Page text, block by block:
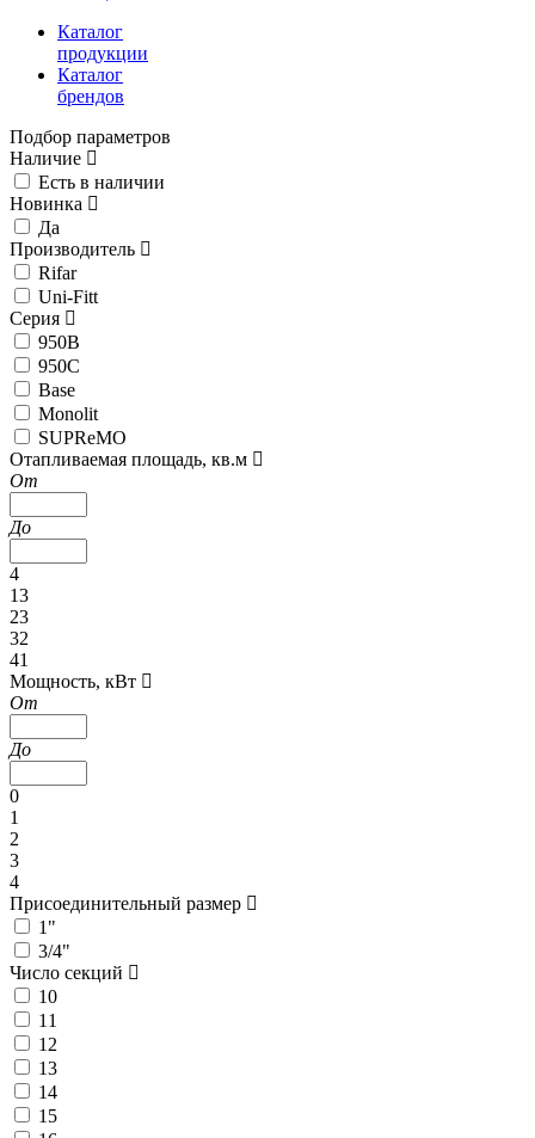
Каталог
продукции
Каталог
брендов
Подбор параметров
Наличие
Есть в наличии
Новинка
Да
Производитель
Rifar
Uni-Fitt
Серия
950B
950C
Base
Monolit
SUPReMO
Отапливаемая площадь, кв.м
От
До
4
13
23
32
41
Мощность, кВт
От
До
0
1
2
3
4
Присоединительный размер
1"
3/4"
Число секций
10
11
12
13
14
15